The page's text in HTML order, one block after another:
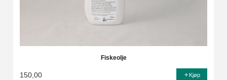
Fiskeolje
150,00 Kjøp